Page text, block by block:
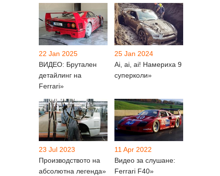
22 Jan 2025
ВИДЕО: Брутален
детайлинг на
Ferrari»
25 Jan 2024
Ai, ai, ai! Намериха 9
суперколи»
23 Jul 2023
Производството на
абсолютна легенда»
11 Apr 2022
Видео за слушане:
Ferrari F40»